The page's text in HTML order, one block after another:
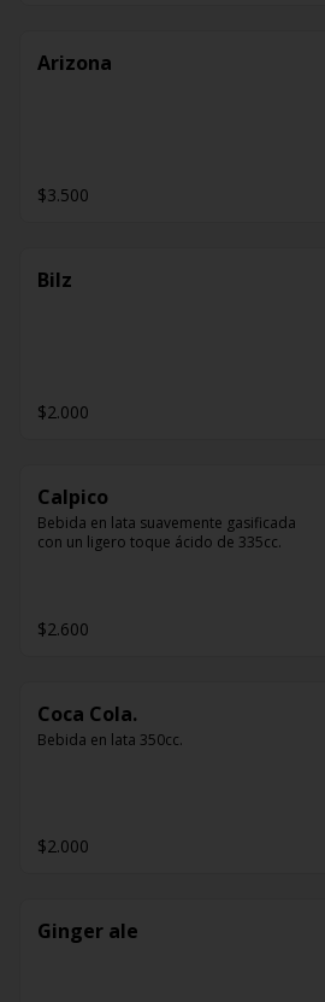
Arizona
$3.500
Bilz
$2.000
Calpico
Bebida en lata suavemente gasificada
con un ligero toque ácido de 335cc.
$2.600
Coca Cola.
Bebida en lata 350cc.
$2.000
Ginger ale